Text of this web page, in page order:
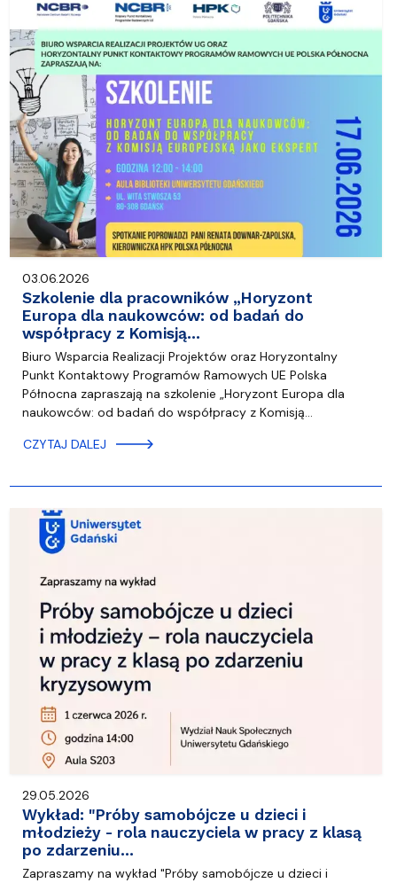
03.06.2026
Szkolenie dla pracowników „Horyzont
Europa dla naukowców: od badań do
współpracy z Komisją…
Biuro Wsparcia Realizacji Projektów oraz Horyzontalny
Punkt Kontaktowy Programów Ramowych UE Polska
Północna zapraszają na szkolenie „Horyzont Europa dla
naukowców: od badań do współpracy z Komisją…
CZYTAJ DALEJ
29.05.2026
Wykład: "Próby samobójcze u dzieci i
młodzieży - rola nauczyciela w pracy z klasą
po zdarzeniu…
Zapraszamy na wykład "Próby samobójcze u dzieci i